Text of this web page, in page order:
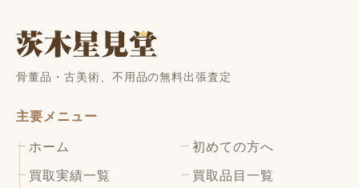
骨董品・古美術、不用品の無料出張査定
主要メニュー
ホーム 初めての方へ
買取実績一覧 買取品目一覧